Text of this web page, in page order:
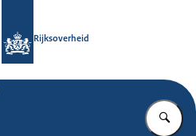
Rijksoverheid